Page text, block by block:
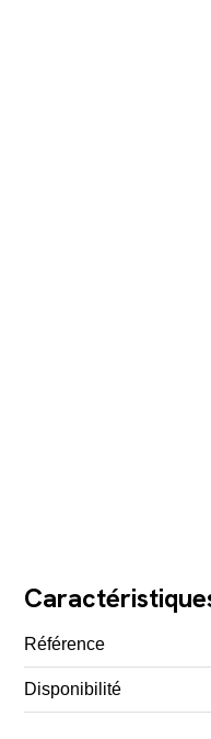
Référence
Disponibilité